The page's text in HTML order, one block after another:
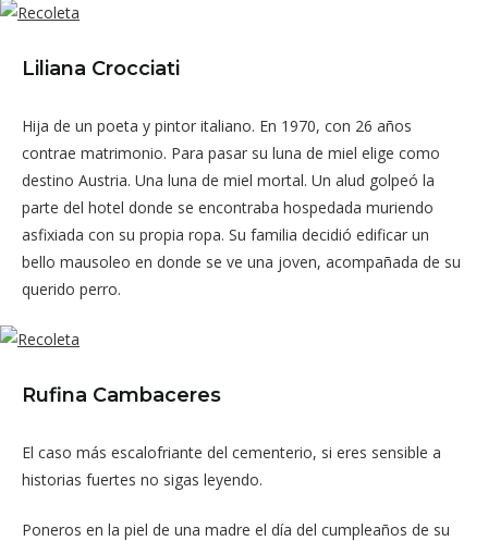
Liliana Crocciati
Hija de un poeta y pintor italiano. En 1970, con 26 años
contrae matrimonio. Para pasar su luna de miel elige como
destino Austria. Una luna de miel mortal. Un alud golpeó la
parte del hotel donde se encontraba hospedada muriendo
asfixiada con su propia ropa. Su familia decidió edificar un
bello mausoleo en donde se ve una joven, acompañada de su
querido perro.
Rufina Cambaceres
El caso más escalofriante del cementerio, si eres sensible a
historias fuertes no sigas leyendo.
Poneros en la piel de una madre el día del cumpleaños de su